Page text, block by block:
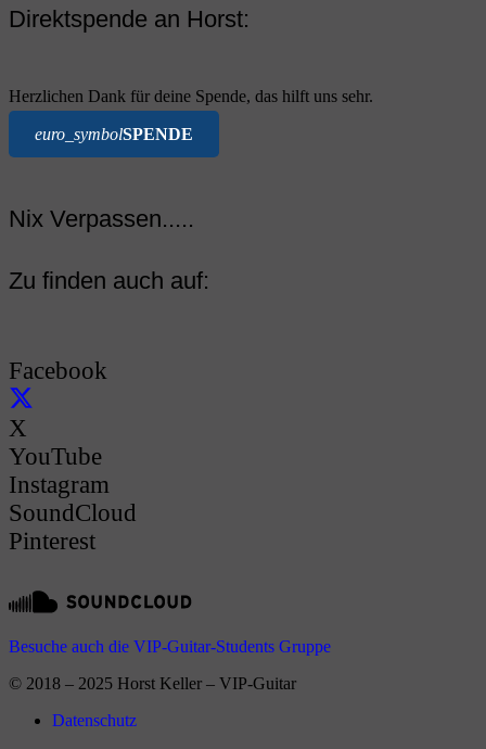
Direktspende an Horst:
Herzlichen Dank für deine Spende, das hilft uns sehr.
euro_symbolSPENDE
Nix Verpassen.....
Zu finden auch auf:
Facebook
X
YouTube
Instagram
SoundCloud
Pinterest
Besuche auch die VIP-Guitar-Students Gruppe
© 2018 – 2025 Horst Keller – VIP-Guitar
Datenschutz